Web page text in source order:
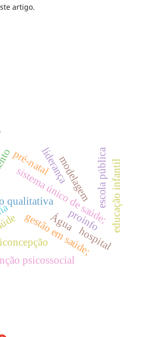
artigo.
qualitativa
sistema único de saúde;educação infantil
modelagem
Água
gestão em saúde;
proinfo
escola pública
liderança
hospital
psicossocial
pré-natal